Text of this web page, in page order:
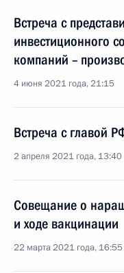
Встреча с
инвестиционного
компаний –
4 июня 2021 года, 21:15
Встреча с главой
2 апреля 2021 года, 13:40
Совещание о
и ходе вакцинации
22 марта 2021 года, 16:55